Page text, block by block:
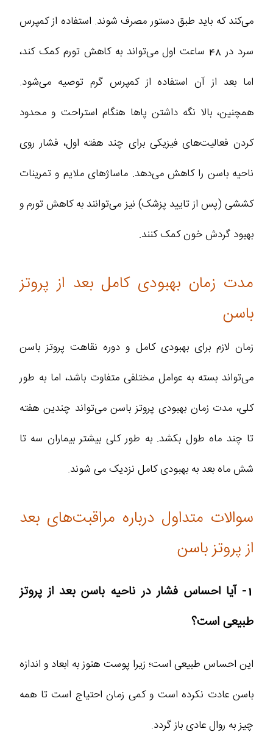
می‌کند که باید طبق دستور مصرف شوند. استفاده از کمپرس
سرد در 48 ساعت اول می‌تواند به کاهش تورم کمک کند،
اما بعد از آن استفاده از کمپرس گرم توصیه می‌شود.
همچنین، بالا نگه داشتن پاها هنگام استراحت و محدود
کردن فعالیت‌های فیزیکی برای چند هفته اول، فشار روی
ناحیه باسن را کاهش می‌دهد. ماساژهای ملایم و تمرینات
کششی (پس از تایید پزشک) نیز می‌توانند به کاهش تورم و
بهبود گردش خون کمک کنند.
مدت زمان بهبودی کامل بعد از پروتز
باسن
زمان لازم برای بهبودی کامل و دوره نقاهت پروتز باسن
می‌تواند بسته به عوامل مختلفی متفاوت باشد، اما به طور
کلی، مدت زمان بهبودی پروتز باسن می‌تواند چندین هفته
تا چند ماه طول بکشد. به طور کلی بیشتر بیماران سه تا
شش ماه بعد به بهبودی کامل نزدیک می شوند.
سوالات متداول درباره مراقبت‌های بعد
از پروتز باسن
1- آیا احساس فشار در ناحیه باسن بعد از پروتز
طبیعی است؟
این احساس طبیعی است؛ زیرا پوست هنوز به ابعاد و اندازه
باسن عادت نکرده است و کمی زمان احتیاج است تا همه
چیز به روال عادی باز گردد.